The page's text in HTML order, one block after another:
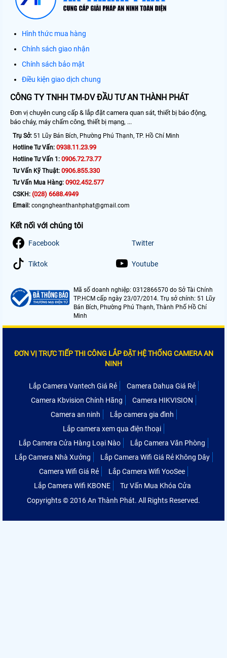
Hình thức mua hàng
Chính sách giao nhận
Chính sách bảo mật
Điều kiện giao dịch chung
CÔNG TY TNHH TM-DV ĐẦU TƯ AN THÀNH PHÁT
Đơn vị chuyên cung cấp & lắp đặt camera quan sát, thiết bị báo động,
báo cháy, máy chấm công, thiết bị mạng, ...
Trụ Sở: 51 Lũy Bán Bích, Phường Phú Thạnh, TP. Hồ Chí Minh
Hotline Tư Vấn: 0938.11.23.99
Hotline Tư Vấn 1: 0906.72.73.77
Tư Vấn Kỹ Thuật: 0906.855.330
Tư Vấn Mua Hàng: 0902.452.577
CSKH: (028) 6688.4949
Email: congngheanthanhphat@gmail.com
Kết nối với chúng tôi
Facebook Twitter
Tiktok Youtube
Mã số doanh nghiệp: 0312866570 do Sở Tài Chính
TP.HCM cấp ngày 23/07/2014. Trụ sở chính: 51 Lũy
Bán Bích, Phường Phú Thạnh, Thành Phố Hồ Chí
Minh
ĐƠN VỊ TRỰC TIẾP THI CÔNG LẮP ĐẶT HỆ THỐNG CAMERA AN
NINH
Lắp Camera Vantech Giá Rẻ
Camera Dahua Giá Rẻ
Camera Kbvision Chính Hãng
Camera HIKVISION
Camera an ninh
Lắp camera gia đình
Lắp camera xem qua điện thoại
Lắp Camera Cửa Hàng Loại Nào
Lắp Camera Văn Phòng
Lắp Camera Nhà Xưởng
Lắp Camera Wifi Giá Rẻ Không Dây
Camera Wifi Giá Rẻ
Lắp Camera Wifi YooSee
Lắp Camera Wifi KBONE
Tư Vấn Mua Khóa Cửa
Copyrights © 2016 An Thành Phát. All Rights Reserved.